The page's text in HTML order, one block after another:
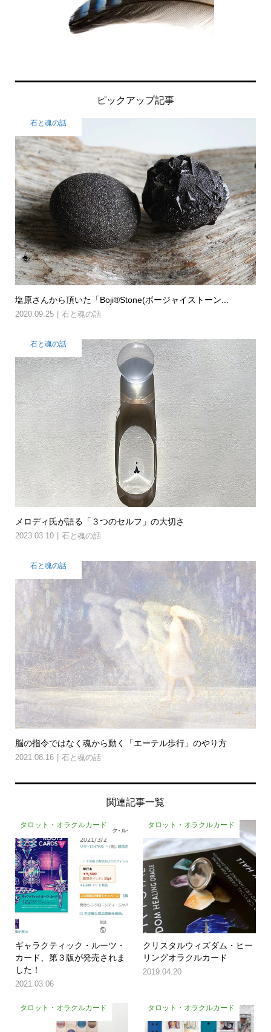
ピックアップ記事
石と魂の話
塩原さんから頂いた「Boji®Stone(ボージャイストーン...
2020.09.25 石と魂の話
石と魂の話
メロディ氏が語る「３つのセルフ」の大切さ
2023.03.10 石と魂の話
石と魂の話
脳の指令ではなく魂から動く「エーテル歩行」のやり方
2021.08.16 石と魂の話
関連記事一覧
タロット・オラクルカード
ギャラクティック・ルーツ・
カード、第３版が発売されま
した！
2021.03.06
タロット・オラクルカード
クリスタルウィズダム・ヒー
リングオラクルカード
2019.04.20
タロット・オラクルカード タロット・オラクルカード